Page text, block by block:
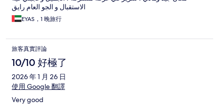
الاستقبال و الجو العام رايق
EYAS，1 晚旅行
旅客真實評論
10/10 好極了
2026 年 1 月 26 日
使用 Google 翻譯
Very good